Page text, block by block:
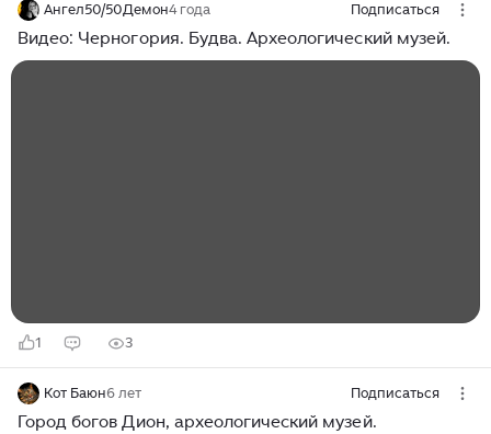
Ангел50/50Демон4 года Подписаться
Видео: Черногория. Будва. Археологический музей.
1 3
Кот Баюн6 лет Подписаться
Город богов Дион, археологический музей.